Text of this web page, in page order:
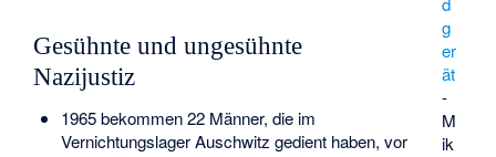
g
er
ät
-
M
ik
Gesühnte und ungesühnte
Nazijustiz
1965 bekommen 22 Männer, die im
Vernichtungslager Auschwitz gedient haben, vor